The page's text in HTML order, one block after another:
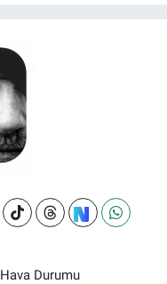
Hava Durumu